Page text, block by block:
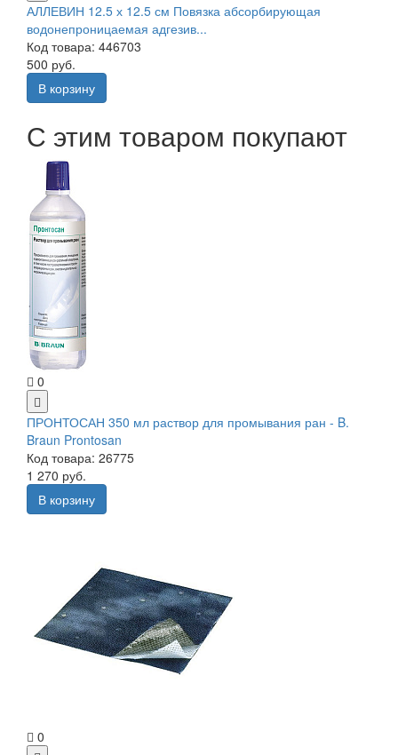
АЛЛЕВИН 12.5 х 12.5 см Повязка абсорбирующая
водонепроницаемая адгезив...
Код товара: 446703
500 руб.
В корзину
С этим товаром покупают
0
ПРОНТОСАН 350 мл раствор для промывания ран - B.
Braun Prontosan
Код товара: 26775
1 270 руб.
В корзину
0